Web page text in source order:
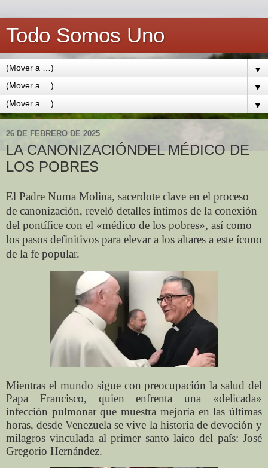
Todo Somos Uno
▼
▼
▼
26 DE FEBRERO DE 2025
LA CANONIZACIÓNDEL MÉDICO DE
LOS POBRES
El Padre Numa Molina, sacerdote clave en el proceso
de canonización, reveló detalles íntimos de la conexión
del pontífice con el «médico de los pobres», así como
los pasos definitivos para elevar a los altares a este ícono
de la fe popular.
Mientras el mundo sigue con preocupación la salud del
Papa Francisco, quien enfrenta una «delicada»
infección pulmonar que muestra mejoría en las últimas
horas, desde Venezuela se vive la historia de devoción y
milagros vinculada al primer santo laico del país: José
Gregorio Hernández.